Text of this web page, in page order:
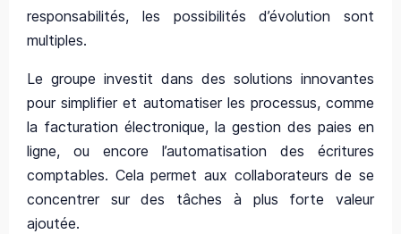
responsabilités, les possibilités d’évolution sont
multiples.
Le groupe investit dans des solutions innovantes
pour simplifier et automatiser les processus, comme
la facturation électronique, la gestion des paies en
ligne, ou encore l’automatisation des écritures
comptables. Cela permet aux collaborateurs de se
concentrer sur des tâches à plus forte valeur
ajoutée.